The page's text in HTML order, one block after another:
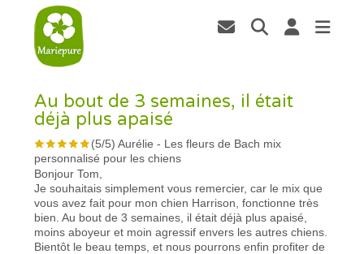
Au bout de 3 semaines, il était
déjà plus apaisé
(5/5)Aurélie - Les fleurs de Bach mix
personnalisé pour les chiens
Bonjour Tom,
Je souhaitais simplement vous remercier, car le mix que
vous avez fait pour mon chien Harrison, fonctionne très
bien. Au bout de 3 semaines, il était déjà plus apaisé,
moins aboyeur et moin agressif envers les autres chiens.
Bientôt le beau temps, et nous pourrons enfin profiter de